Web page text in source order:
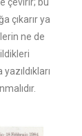
çevirir; bu
çıkarır ya
ne de